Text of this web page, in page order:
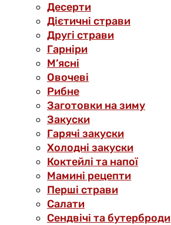
Десерти
Дієтичні страви
Другі страви
Гарніри
М’ясні
Овочеві
Рибне
Заготовки на зиму
Закуски
Гарячі закуски
Холодні закуски
Коктейлі та напої
Мамині рецепти
Перші страви
Салати
Сендвічі та бутерброди